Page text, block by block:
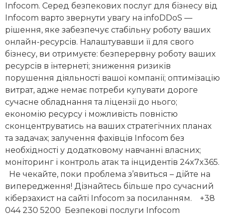
Infocom. Серед безпекових послуг для бізнесу від
Infocom варто звернути увагу на infoDDoS —
рішення, яке забезпечує стабільну роботу ваших
онлайн-ресурсів. Налаштувавши її для свого
бізнесу, ви отримуєте: безперервну роботу ваших
ресурсів в інтернеті; зниження ризиків
порушення діяльності вашої компанії; оптимізацію
витрат, адже немає потреби купувати дороге
сучасне обладнання та ліцензії до нього;
економію ресурсу і можливість повністю
сконцентруватись на ваших стратегічних планах
та задачах; залучення фахівців Infocom без
необхідності у додатковому навчанні власних;
моніторинг і контроль атак та інцидентів 24x7x365.
Не чекайте, поки проблема з’явиться – дійте на
випередження! Дізнайтесь більше про сучасний
кіберзахист на сайті Infocom за посиланням. +38
044 230 5200 Безпекові послуги Infocom